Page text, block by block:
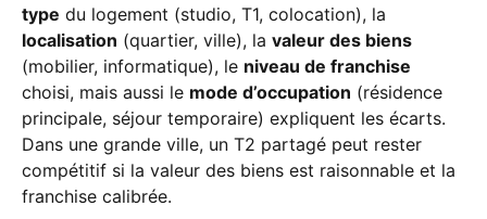
type du logement (studio, T1, colocation), la
localisation (quartier, ville), la valeur des biens
(mobilier, informatique), le niveau de franchise
choisi, mais aussi le mode d’occupation (résidence
principale, séjour temporaire) expliquent les écarts.
Dans une grande ville, un T2 partagé peut rester
compétitif si la valeur des biens est raisonnable et la
franchise calibrée.